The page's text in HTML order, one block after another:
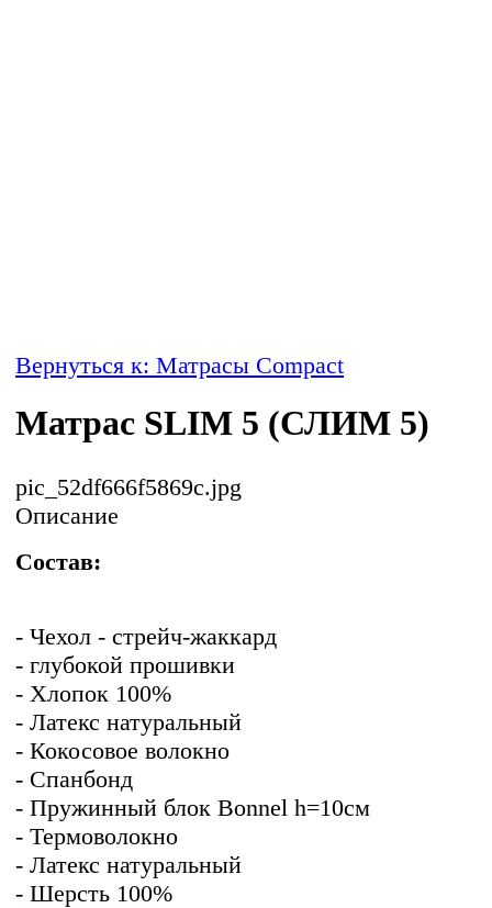
Вернуться к: Матрасы Compact
Матрас SLIM 5 (СЛИМ 5)
pic_52df666f5869c.jpg
Описание
Состав:
- Чехол - стрейч-жаккард
- глубокой прошивки
- Хлопок 100%
- Латекс натуральный
- Кокосовое волокно
- Спанбонд
- Пружинный блок Bonnel h=10см
- Термоволокно
- Латекс натуральный
- Шерсть 100%